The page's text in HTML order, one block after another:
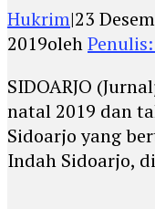
Hukrim|23
2019oleh
SIDOARJO
natal 2019 dan
Sidoarjo yang
Indah Sidoarjo,